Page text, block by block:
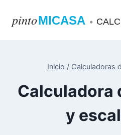
pintoMICASA •
Inicio / Calculadoras
Calculadora
y